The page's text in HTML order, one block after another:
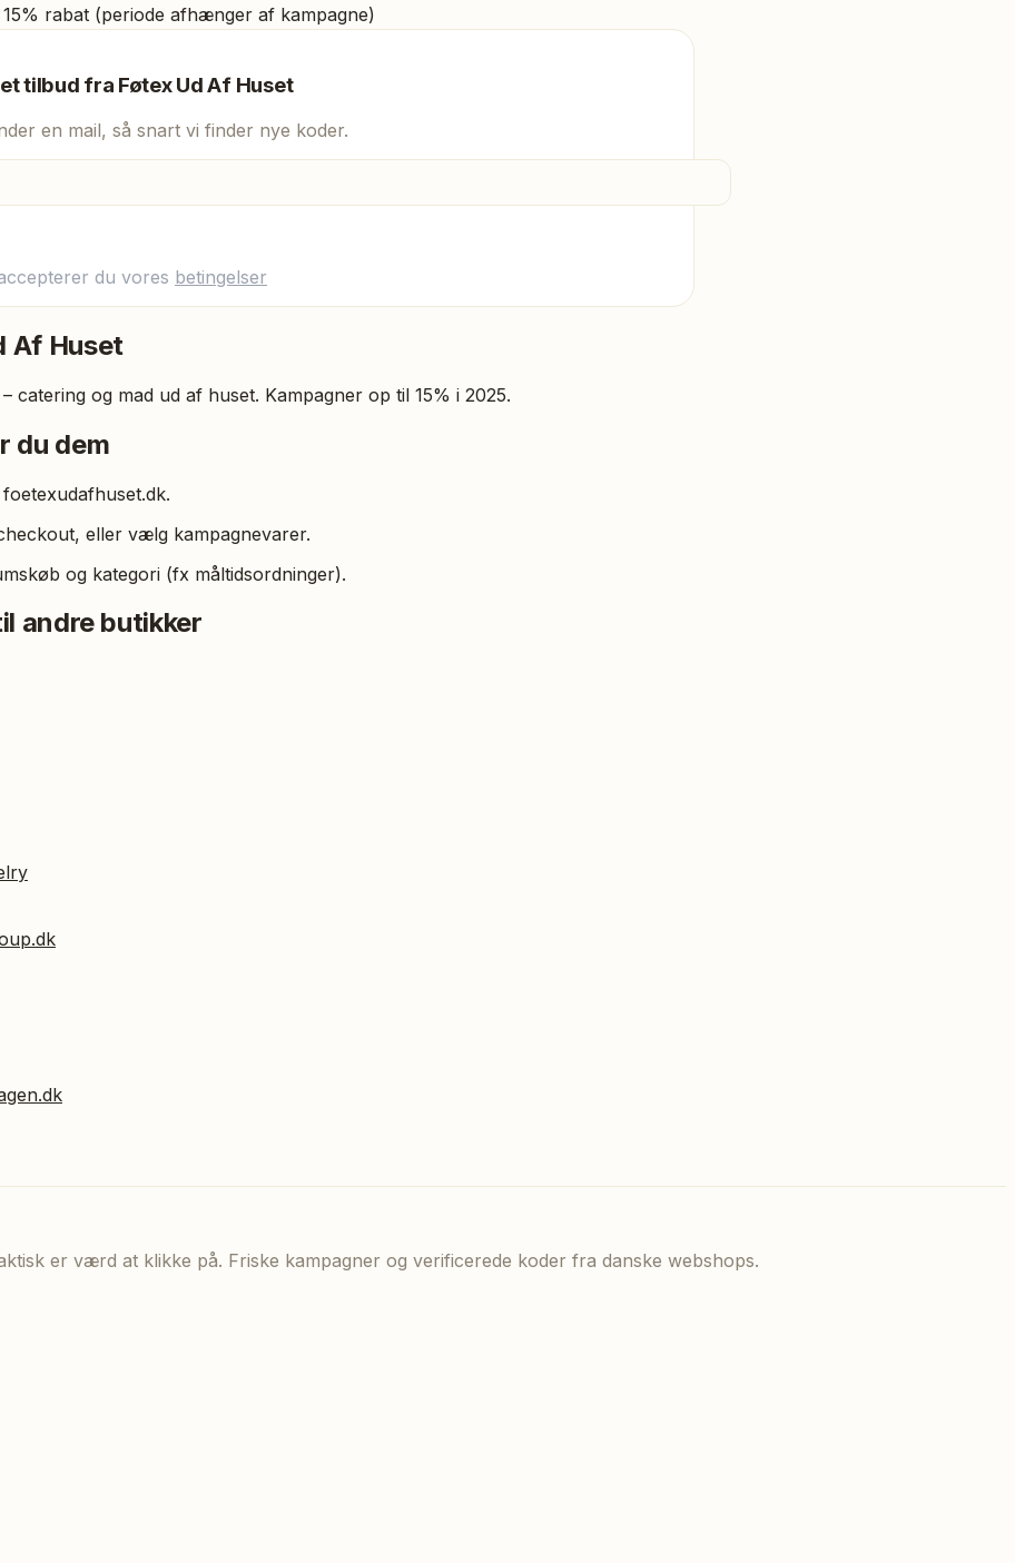
15% rabat (periode afhænger af kampagne)
tilbud fra Føtex Ud Af Huset
en mail, så snart vi finder nye koder.
du vores betingelser
Af Huset
catering og mad ud af huset. Kampagner op til 15% i 2025.
du dem
eller vælg kampagnevarer.
og kategori (fx måltidsordninger).
andre butikker
er værd at klikke på. Friske kampagner og verificerede koder fra danske webshops.